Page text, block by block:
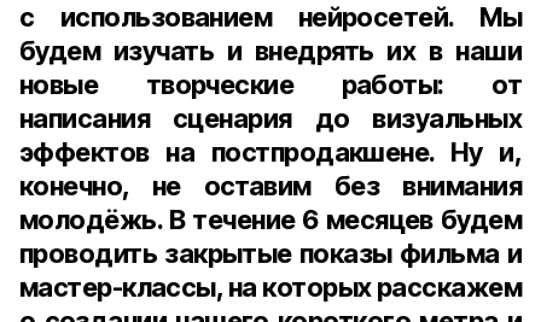
с использованием нейросетей. Мы
будем изучать и внедрять их в наши
новые творческие работы: от
написания сценария до визуальных
эффектов на постпродакшене. Ну и,
конечно, не оставим без внимания
молодёжь. В течение 6 месяцев будем
проводить закрытые показы фильма и
мастер-классы, на которых расскажем